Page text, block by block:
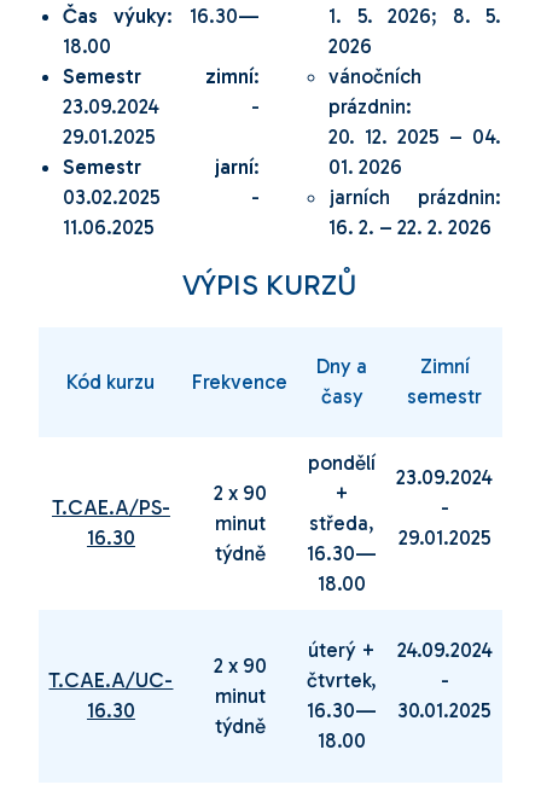
Čas výuky: 16.30—
18.00
Semestr zimní:
23.09.2024 -
29.01.2025
Semestr jarní:
03.02.2025 -
11.06.2025
1. 5. 2026; 8. 5.
2026
vánočních
prázdnin:
20. 12. 2025 – 04.
01. 2026
jarních prázdnin:
16. 2. – 22. 2. 2026
VÝPIS KURZŮ
Kód kurzu Frekvence
Dny a
časy
Zimní
semestr
T.CAE.A/PS-
16.30
2 x 90
minut
týdně
pondělí
+
středa,
16.30—
18.00
23.09.2024
-
29.01.2025
T.CAE.A/UC-
16.30
2 x 90
minut
týdně
úterý +
čtvrtek,
16.30—
18.00
24.09.2024
-
30.01.2025